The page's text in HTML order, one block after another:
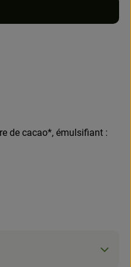
de cacao*, émulsifiant :